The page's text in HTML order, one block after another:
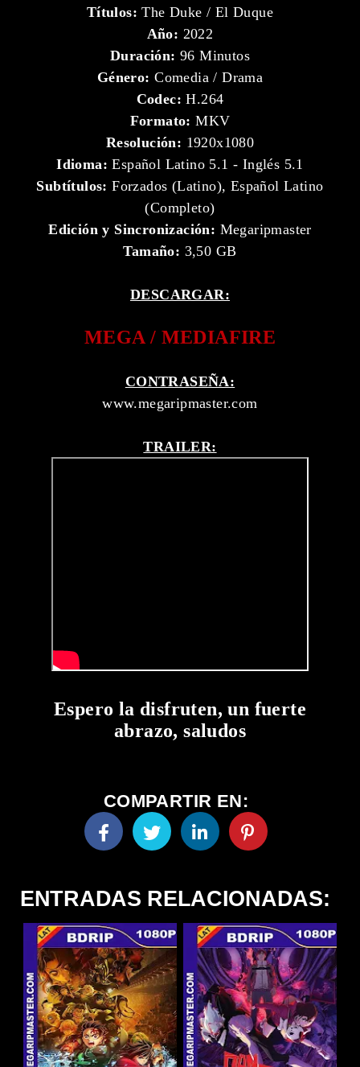
Títulos: The Duke / El Duque
Año: 2022
Duración: 96 Minutos
Género: Comedia / Drama
Codec: H.264
Formato:MKV
Resolución: 1920x1080
Idioma: Español Latino 5.1 - Inglés 5.1
Subtítulos:Forzados (Latino), Español Latino
(Completo)
Edición y Sincronización: Megaripmaster
Tamaño: 3,50 GB
DESCARGAR:
MEGA / MEDIAFIRE
CONTRASEÑA:
www.megaripmaster.com
TRAILER:
Espero la disfruten, un fuerte
abrazo, saludos
COMPARTIR EN:
ENTRADAS RELACIONADAS: